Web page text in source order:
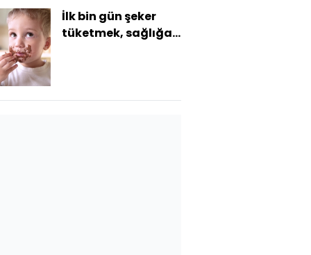
İlk bin gün şeker
tüketmek, sağlığa